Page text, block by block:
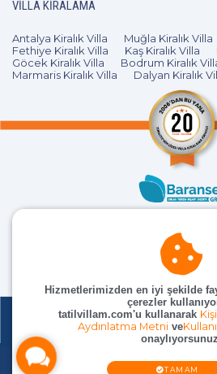
VILLA KIRALAMA
Antalya Kiralık Villa Muğla Kiralık Villa
Fethiye Kiralık Villa
Kaş Kiralık Villa
Göcek Kiralık Villa
Bodrum Kiralık
Marmaris Kiralık Villa
Dalyan Kiralık
© TatilVillam Tüm
Hizmetlerimizden en iyi şekilde
çerezler
tatilvillam.com'u kullanarak
Aydınlatma Metnive
TAMAM